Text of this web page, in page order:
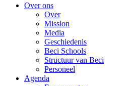
Over ons
Over
Mission
Media
Geschiedenis
Beci Schools
Structuur van Beci
Personeel
Agenda